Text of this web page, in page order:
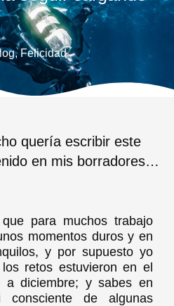
,Felicidad
quería escribir este
en mis borradores…
para muchos trabajo
momentos duros y en
y por supuesto yo
retos estuvieron en el
a diciembre; y sabes en
de algunas